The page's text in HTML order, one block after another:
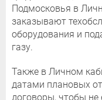
Подмосковья в
заказывают
оборудования и
газу.
Также в Личном
датами плановых
договоры, чтобы не